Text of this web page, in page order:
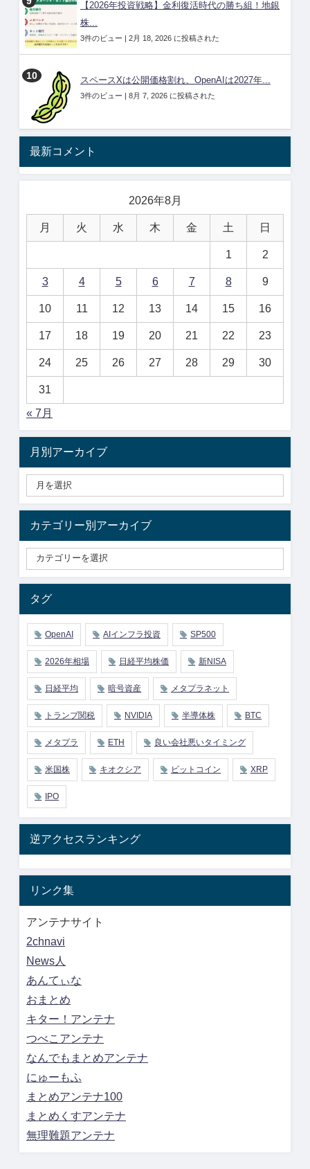
【2026年投資戦略】金利復活時代の勝ち組！地銀
株...
3件のビュー | 2月 18, 2026 に投稿された
スペースXは公開価格割れ、OpenAIは2027年...
3件のビュー | 8月 7, 2026 に投稿された
最新コメント
2026年8月
月 火 水 木 金 土 日
1 2
3 4 5 6 7 8 9
10 11 12 13 14 15 16
17 18 19 20 21 22 23
24 25 26 27 28 29 30
31
« 7月
月別アーカイブ
カテゴリー別アーカイブ
タグ
OpenAI AIインフラ投資 SP500
2026年相場 日経平均株価 新NISA
日経平均 暗号資産 メタプラネット
トランプ関税 NVIDIA 半導体株 BTC
メタプラ ETH 良い会社悪いタイミング
米国株 キオクシア ビットコイン XRP
IPO
逆アクセスランキング
リンク集
アンテナサイト
2chnavi
News人
あんてぃな
おまとめ
キター！アンテナ
つべこアンテナ
なんでもまとめアンテナ
にゅーもふ
まとめアンテナ100
まとめくすアンテナ
無理難題アンテナ